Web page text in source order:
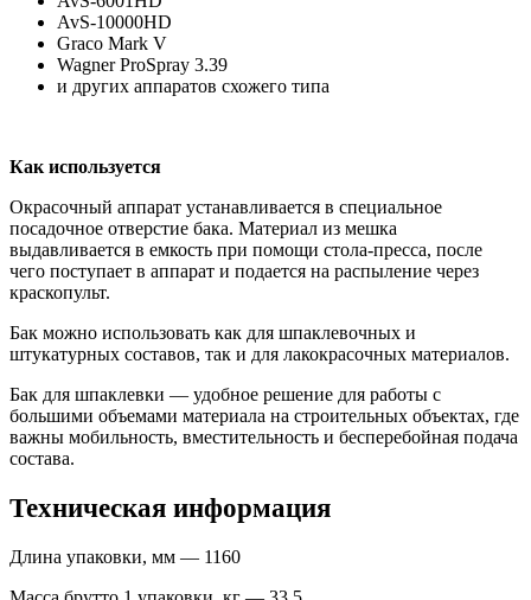
AvS-10000HD
Graco Mark V
Wagner ProSpray 3.39
и других аппаратов схожего типа
Как используется
Окрасочный аппарат устанавливается в специальное
посадочное отверстие бака. Материал из мешка
выдавливается в емкость при помощи стола-пресса, после
чего поступает в аппарат и подается на распыление через
краскопульт.
Бак можно использовать как для шпаклевочных и
штукатурных составов, так и для лакокрасочных материалов.
Бак для шпаклевки — удобное решение для работы с
большими объемами материала на строительных объектах, где
важны мобильность, вместительность и бесперебойная подача
состава.
Техническая информация
Длина упаковки, мм — 1160